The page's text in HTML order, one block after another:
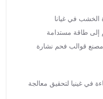
في غيانا
إلى طاقة مستدامة
قوالب فحم نشارة
في غينيا لتحقيق معالجة